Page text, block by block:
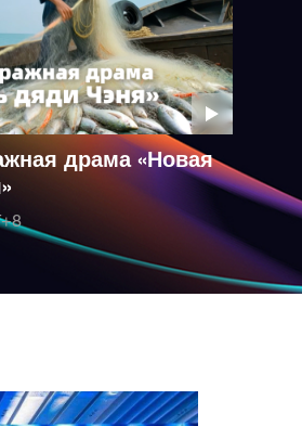
драма «Новая